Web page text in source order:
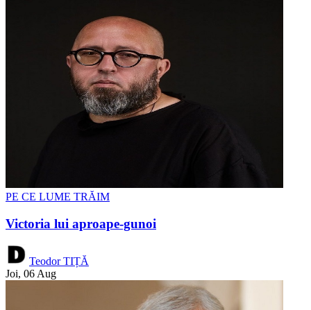
PE CE LUME TRĂIM
Victoria lui aproape-gunoi
Teodor TIȚĂ
Joi, 06 Aug